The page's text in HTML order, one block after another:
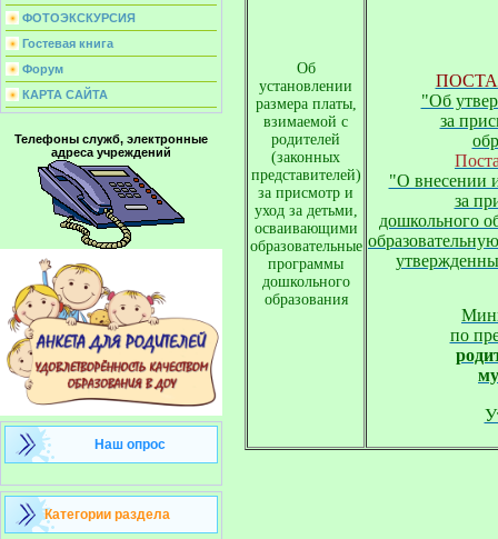
ФОТОЭКСКУРСИЯ
Гостевая книга
Форум
КАРТА САЙТА
Телефоны служб, электронные
адреса учреждений
Наш опрос
Категории раздела
Об
установлении
размера платы,
взимаемой с
родителей
(законных
представителей)
за присмотр и
уход за детьми,
осваивающими
образовательные
программы
дошкольного
образования
"Об
за
"О внесении
за
дошкольного
по